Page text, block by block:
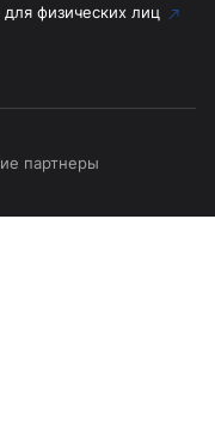
для физических лиц
партнеры